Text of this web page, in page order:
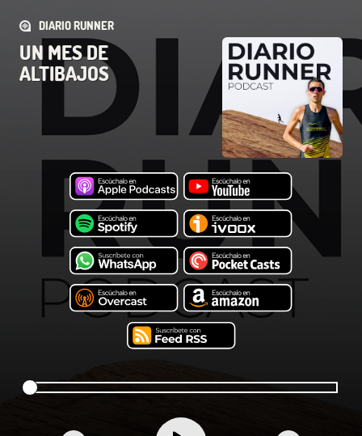
DIARIO RUNNER
UN MES DE
ALTIBAJOS